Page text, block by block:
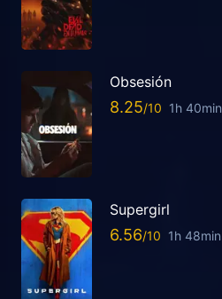
Obsesión
8.25 1h 40min
Supergirl
6.56 1h 48min